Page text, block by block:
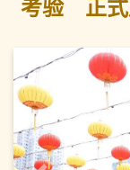
考验 正式